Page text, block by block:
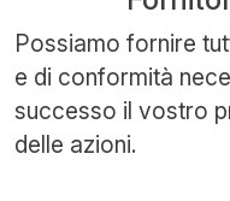
Possiamo fornire
e di conformità
successo il vostro
delle azioni.